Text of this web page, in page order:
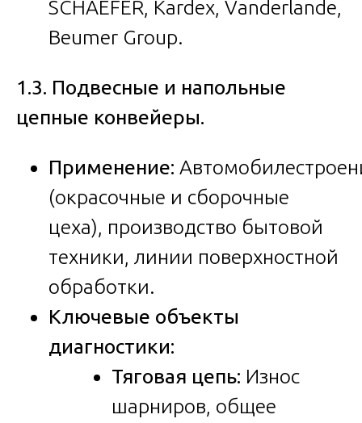
SCHAEFER, Kardex, Vanderlande,
Beumer Group.
1.3. Подвесные и напольные
цепные конвейеры.
Применение:
(окрасочные и сборочные
цеха), производство бытовой
техники, линии поверхностной
обработки.
Ключевые объекты
диагностики:
Тяговая цепь: Износ
шарниров, общее